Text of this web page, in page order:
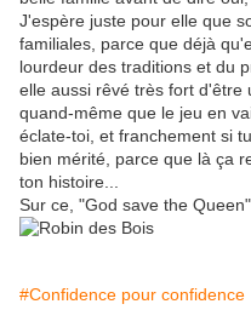
J'espère juste pour elle que
familiales, parce que déjà
lourdeur des traditions et du
elle aussi rêvé très fort d'être
quand-même que le jeu en
éclate-toi, et franchement si
bien mérité, parce que là ça
ton histoire...
Sur ce, "God save the
#Confidence pour confidence